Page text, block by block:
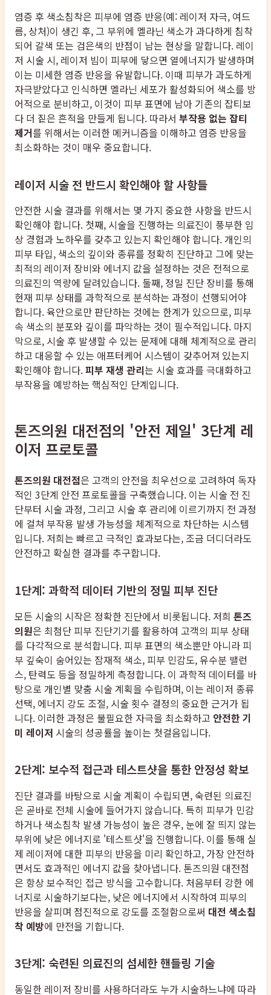
염증 후 색소침착은 피부에 염증 반응(예: 레이저 자극, 여드
름, 상처)이 생긴 후, 그 부위에 멜라닌 색소가 과다하게 침착
되어 갈색 또는 검은색의 반점이 남는 현상을 말합니다. 레이
저 시술 시, 레이저 빔이 피부에 닿으면 열에너지가 발생하며
이는 미세한 염증 반응을 유발합니다. 이때 피부가 과도하게
자극받았다고 인식하면 멜라닌 세포가 활성화되어 색소를 방
어적으로 분비하고, 이것이 피부 표면에 남아 기존의 잡티보
다 더 짙은 흔적을 만들게 됩니다. 따라서 부작용 없는 잡티
제거를 위해서는 이러한 메커니즘을 이해하고 염증 반응을
최소화하는 것이 매우 중요합니다.
레이저 시술 전 반드시 확인해야 할 사항들
안전한 시술 결과를 위해서는 몇 가지 중요한 사항을 반드시
확인해야 합니다. 첫째, 시술을 진행하는 의료진이 풍부한 임
상 경험과 노하우를 갖추고 있는지 확인해야 합니다. 개인의
피부 타입, 색소의 깊이와 종류를 정확히 진단하고 그에 맞는
최적의 레이저 장비와 에너지 값을 설정하는 것은 전적으로
의료진의 역량에 달려있습니다. 둘째, 정밀 진단 장비를 통해
현재 피부 상태를 과학적으로 분석하는 과정이 선행되어야
합니다. 육안으로만 판단하는 것에는 한계가 있으므로, 피부
속 색소의 분포와 깊이를 파악하는 것이 필수적입니다. 마지
막으로, 시술 후 발생할 수 있는 문제에 대해 체계적으로 관리
하고 대응할 수 있는 애프터케어 시스템이 갖추어져 있는지
확인해야 합니다.피부 재생 관리는 시술 효과를 극대화하고
부작용을 예방하는 핵심적인 단계입니다.
톤즈의원 대전점의 '안전 제일' 3단계 레
이저 프로토콜
톤즈의원 대전점은 고객의 안전을 최우선으로 고려하여 독자
적인 3단계 안전 프로토콜을 구축했습니다. 이는 시술 전 진
단부터 시술 과정, 그리고 시술 후 관리에 이르기까지 전 과정
에 걸쳐 부작용 발생 가능성을 체계적으로 차단하는 시스템
입니다. 저희는 빠르고 극적인 효과보다는, 조금 더디더라도
안전하고 확실한 결과를 추구합니다.
1단계: 과학적 데이터 기반의 정밀 피부 진단
모든 시술의 시작은 정확한 진단에서 비롯됩니다. 저희 톤즈
의원은 최첨단 피부 진단기기를 활용하여 고객의 피부 상태
를 다각적으로 분석합니다. 피부 표면의 색소뿐만 아니라 피
부 깊숙이 숨어있는 잠재적 색소, 피부 민감도, 유수분 밸런
스, 탄력도 등을 정밀하게 측정합니다. 이 과학적 데이터를 바
탕으로 개인별 맞춤 시술 계획을 수립하며, 이는 레이저 종류
선택, 에너지 강도 조절, 시술 횟수 결정의 중요한 근거가 됩
니다. 이러한 과정은 불필요한 자극을 최소화하고 안전한 기
미 레이저 시술의 성공률을 높이는 첫걸음입니다.
2단계: 보수적 접근과 테스트샷을 통한 안정성 확보
진단 결과를 바탕으로 시술 계획이 수립되면, 숙련된 의료진
은 곧바로 전체 시술에 들어가지 않습니다. 특히 피부가 민감
하거나 색소침착 발생 가능성이 높은 경우, 눈에 잘 띄지 않는
부위에 낮은 에너지로 '테스트샷'을 진행합니다. 이를 통해 실
제 레이저에 대한 피부의 반응을 미리 확인하고, 가장 안전하
면서도 효과적인 에너지 값을 찾아냅니다. 톤즈의원 대전점
은 항상 보수적인 접근 방식을 고수합니다. 처음부터 강한 에
너지로 시술하기보다는, 낮은 에너지에서 시작하여 피부의
반응을 살피며 점진적으로 강도를 조절함으로써 대전 색소침
착 예방에 만전을 기합니다.
3단계: 숙련된 의료진의 섬세한 핸들링 기술
동일한 레이저 장비를 사용하더라도 누가 시술하느냐에 따라